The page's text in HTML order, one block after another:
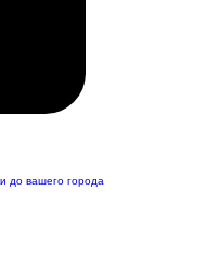
до вашего города